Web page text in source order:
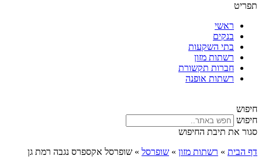
תפריט
ראשי
בנקים
בתי השקעות
רשתות מזון
חברות תקשורת
רשתות אופנה
חיפוש
חיפוש
סגור את תיבת החיפוש
דף הבית » רשתות מזון » שופרסל » שופרסל אקספרס נגבה רמת גן